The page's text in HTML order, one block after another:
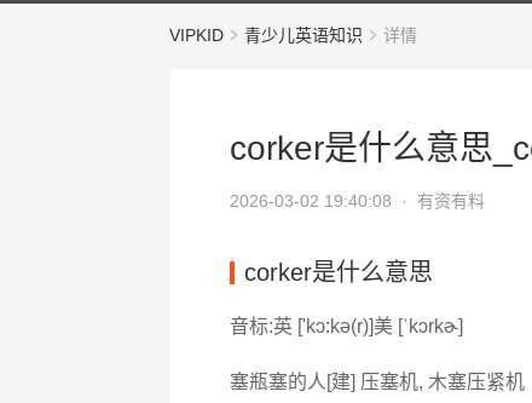
VIPKID 青少儿英语知识 详情
corker是什么意思
2026-03-02 19:40:08 · 有资有料
corker是什么意思
音标:英 ['kɔ:kə(r)]美 [ˈkɔrkɚ]
塞瓶塞的人[建] 压塞机, 木塞压紧机